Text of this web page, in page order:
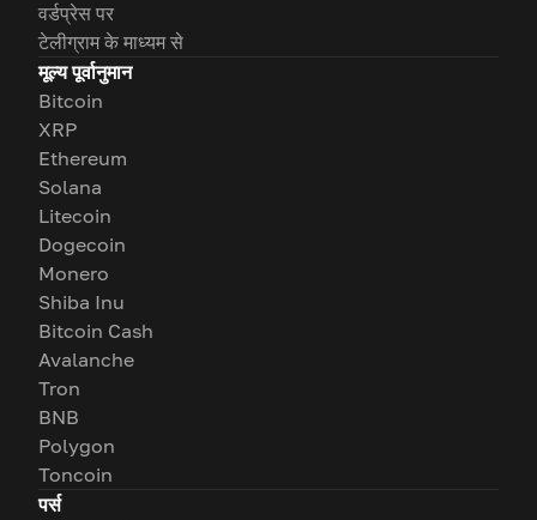
वर्डप्रेस पर
टेलीग्राम के माध्यम से
मूल्य पूर्वानुमान
Bitcoin
XRP
Ethereum
Solana
Litecoin
Dogecoin
Monero
Shiba Inu
Bitcoin Cash
Avalanche
Tron
BNB
Polygon
Toncoin
पर्स